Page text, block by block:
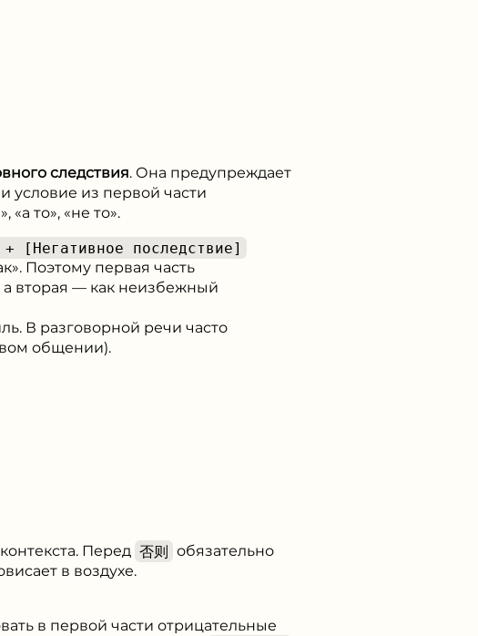
следствия. Она предупреждает
условие из первой части
то», «не то».
[Негативное последствие]
Поэтому первая часть
а вторая — как неизбежный
В разговорной речи часто
общении).
Перед 否则 обязательно
в воздухе.
в первой части отрицательные